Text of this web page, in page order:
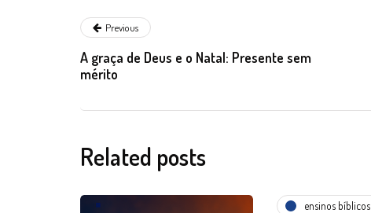
Previous
A graça de Deus e o Natal: Presente sem
mérito
Related posts
ensinos bíblicos